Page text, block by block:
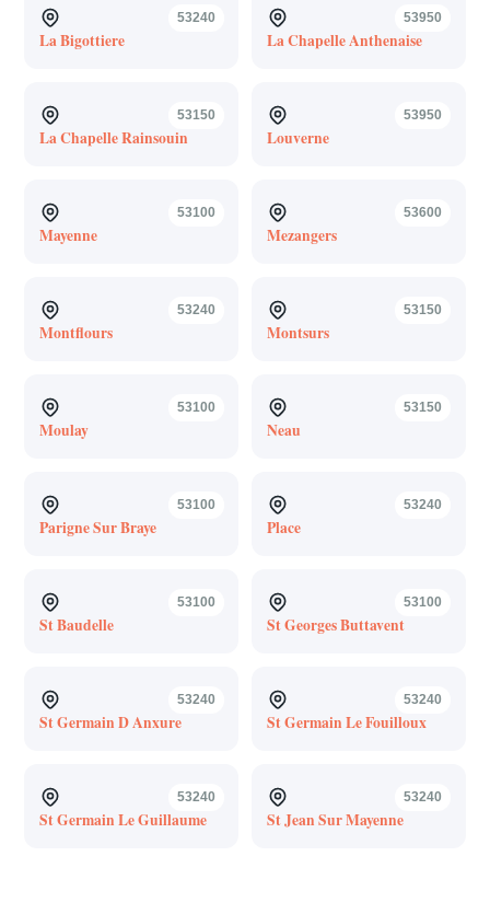
53240
La Bigottiere
53950
La Chapelle Anthenaise
53150
La Chapelle Rainsouin
53950
Louverne
53100
Mayenne
53600
Mezangers
53240
Montflours
53150
Montsurs
53100
Moulay
53150
Neau
53100
Parigne Sur Braye
53240
Place
53100
St Baudelle
53100
St Georges Buttavent
53240
St Germain D Anxure
53240
St Germain Le Fouilloux
53240
St Germain Le Guillaume
53240
St Jean Sur Mayenne